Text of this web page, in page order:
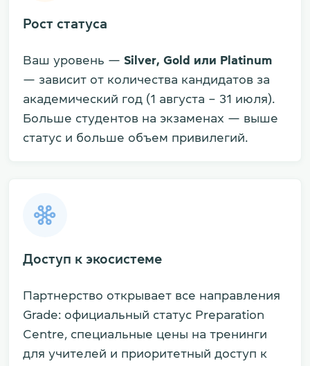
Рост статуса
Ваш уровень — Silver, Gold или Platinum
— зависит от количества кандидатов за
академический год (1 августа – 31 июля).
Больше студентов на экзаменах — выше
статус и больше объем привилегий.
Доступ к экосистеме
Партнерство открывает все направления
Grade: официальный статус Preparation
Centre, специальные цены на тренинги
для учителей и приоритетный доступ к